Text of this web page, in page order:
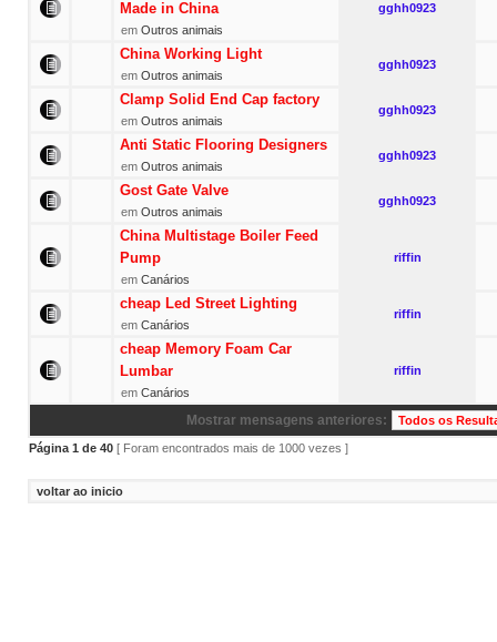
Made in China
em Outros animais
gghh0923
China Working Light
em Outros animais
gghh0923
Clamp Solid End Cap factory
em Outros animais
gghh0923
Anti Static Flooring Designers
em Outros animais
gghh0923
Gost Gate Valve
em Outros animais
gghh0923
China Multistage Boiler Feed
Pump
em Canários
riffin
cheap Led Street Lighting
em Canários
riffin
cheap Memory Foam Car
Lumbar
em Canários
riffin
Mostrar mensagens anteriores:
Página 1 de 40 [ Foram encontrados mais de 1000 vezes ]
voltar ao inicio